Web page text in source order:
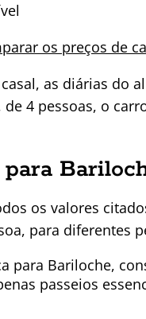
os preços de
as diárias do
4 pessoas, o
os valores
para diferentes
para Bariloche,
passeios